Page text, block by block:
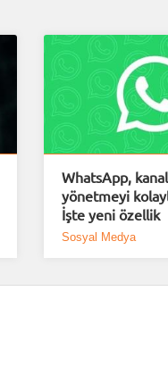
WhatsApp,
yönetmeyi
İşte yeni özellik
Sosyal Medya